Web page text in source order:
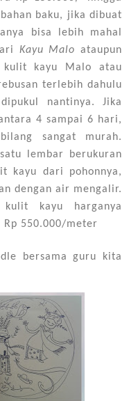
baku, jika dibuat
bisa lebih mahal
Kayu Malo ataupun
kulit kayu Malo atau
terlebih dahulu
nantinya. Jika
4 sampai 6 hari,
sangat murah.
lembar berukuran
kayu dari pohonnya,
dengan air mengalir.
kayu harganya
Rp 550.000/meter
bersama guru kita